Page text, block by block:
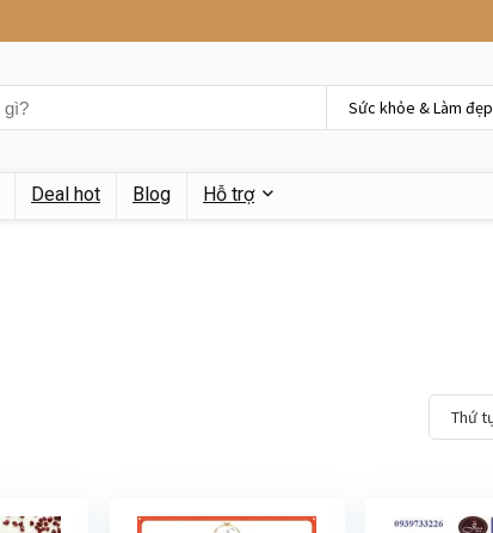
Sức khỏe & Làm đẹp
Deal hot Blog Hỗ trợ
Thứ